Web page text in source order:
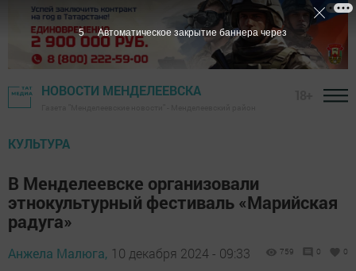
НОВОСТИ МЕНДЕЛЕЕВСКА
КУЛЬТУРА
В Менделеевске организовали
этнокультурный фестиваль «Марийская
радуга»
Анжела Малюга, 10 декабря 2024 - 09:33 759 0 0
4 Автоматическое закрытие баннера через